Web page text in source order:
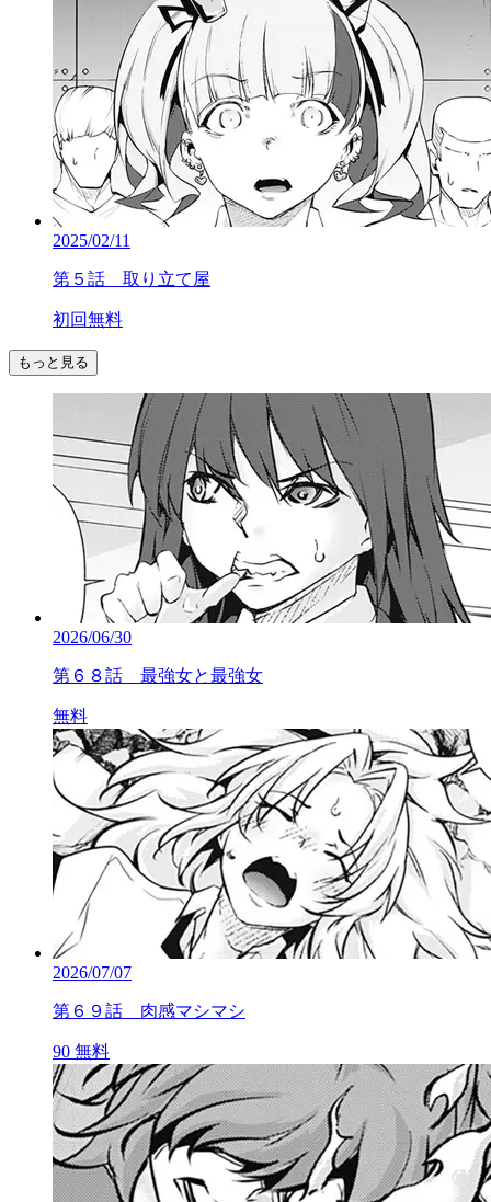
2025/02/11
第５話 取り立て屋
初回無料
もっと見る
2026/06/30
第６８話 最強女と最強女
無料
2026/07/07
第６９話 肉感マシマシ
90 無料